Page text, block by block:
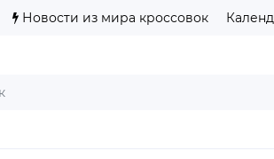
Новости из мира кроссовок